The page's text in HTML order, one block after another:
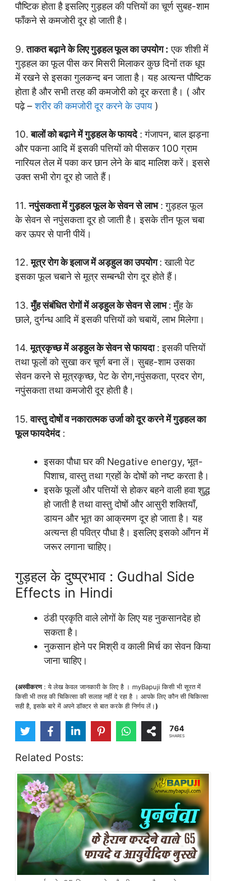
पौष्टिक होता है इसलिए गुड़हल की पत्तियों का चूर्ण सुबह-शाम
फाँकने से कमजोरी दूर हो जाती है।
9.ताकत बढ़ाने के लिए गुड़हल फूल का उपयोग : एक शीशी में
गुड़हल का फूल पीस कर मिसरी मिलाकर कुछ दिनों तक धूप
में रखने से इसका गुलकन्द बन जाता है। यह अत्यन्त पौष्टिक
होता है और सभी तरह की कमजोरी को दूर करता है। ( और
पढ़े –शरीर की कमजोरी दूर करने के उपाय )
10.बालों को बढ़ाने में गुड़हल के फायदे: गंजापन, बाल झड़ना
और पकना आदि में इसकी पत्तियों को पीसकर 100 ग्राम
नारियल तेल में पका कर छान लेने के बाद मालिश करें। इससे
उक्त सभी रोग दूर हो जाते हैं।
11.नपुंसकता में गुड़हल फूल के सेवन से लाभ: गुड़हल फूल
के सेवन से नपुंसकता दूर हो जाती है। इसके तीन फूल चबा
कर ऊपर से पानी पीयें।
12.मूत्र रोग के इलाज में अड़हुल का उपयोग: खाली पेट
इसका फूल चबाने से मूत्र सम्बन्धी रोग दूर होते हैं।
13.मुँह संबंधित रोगों में अड़हुल के सेवन से लाभ: मुँह के
छाले, दुर्गन्ध आदि में इसकी पत्तियों को चबायें, लाभ मिलेगा।
14.मूत्रकृच्छ में अड़हुल के सेवन से फायदा: इसकी पत्तियों
तथा फूलों को सुखा कर चूर्ण बना लें। सुबह-शाम उसका
सेवन करने से मूत्रकृच्छ, पेट के रोग,नपुंसकता, प्रदर रोग,
नपुंसकता तथा कमजोरी दूर होती है।
15.वास्तु दोषों व नकारात्मक उर्जा को दूर करने में गुड़हल का
फूल फायदेमंद:
इसका पौधा घर की Negative energy, भूत-
पिशाच, वास्तु तथा ग्रहों के दोषों को नष्ट करता है।
इसके फूलों और पत्तियों से होकर बहने वाली हवा शुद्ध
हो जाती है तथा वास्तु दोषों और आसुरी शक्तियाँ,
डायन और भूत का आक्रमण दूर हो जाता है। यह
अत्यन्त ही पवित्र पौधा है। इसलिए इसको आँगन में
जरूर लगाना चाहिए।
गुड़हल के दुष्प्रभाव : Gudhal Side
Effects in Hindi
ठंडी प्रकृति वाले लोगों के लिए यह नुकसानदेह हो
सकता है।
नुकसान होने पर मिश्री व काली मिर्च का सेवन किया
जाना चाहिए।
(अस्वीकरण: ये लेख केवल जानकारी के लिए है । myBapuji किसी भी सूरत में
किसी भी तरह की चिकित्सा की सलाह नहीं दे रहा है । आपके लिए कौन सी चिकित्सा
सही है, इसके बारे में अपने डॉक्टर से बात करके ही निर्णय लें।)
764
SHARES
Related Posts: